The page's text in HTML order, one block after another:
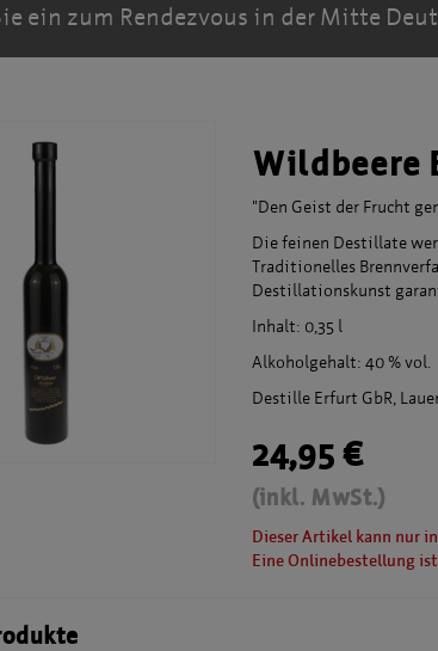
ein zum Rendezvous in der Mitte
Wildbeere
"Den Geist der Frucht
Die feinen Destillate
Traditionelles
Destillationskunst
Inhalt: 0,35 l
Alkoholgehalt: 40 % vol.
Destille Erfurt GbR,
24,95 €
(inkl. MwSt.)
Dieser Artikel kann nur
Eine Onlinebestellung